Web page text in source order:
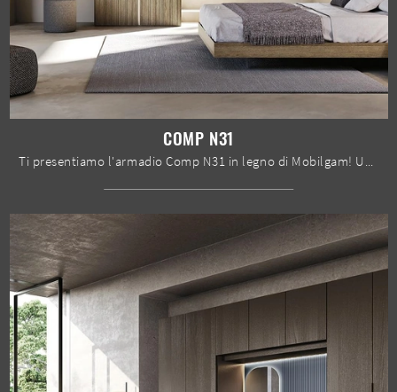
COMP N31
Ti presentiamo l'armadio Comp N31 in legno di Mobilgam! Una ricca gamma di armadi a muro con ante battenti.